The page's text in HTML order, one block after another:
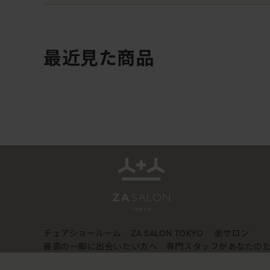
最近見た商品
チェアショールーム ZA SALON TOKYO
坐サロン
最高の一脚に出会いたい方へ 専門スタッフがあなたの